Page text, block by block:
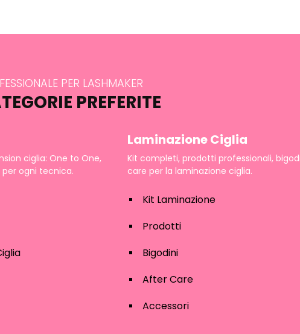
PER LASHMAKER
PREFERITE
ciglia: One to One,
ogni tecnica.
Laminazione Ciglia
Kit completi, prodotti professionali,
care per la laminazione ciglia.
Kit Laminazione
Prodotti
Bigodini
After Care
Accessori